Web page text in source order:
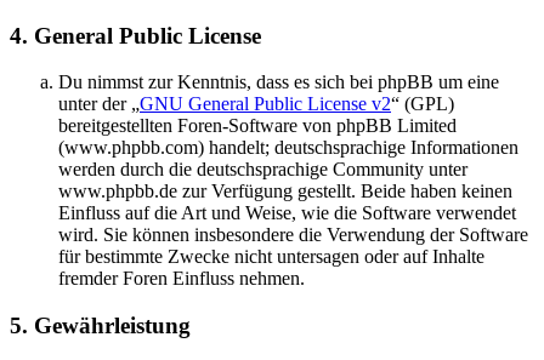
4. General Public License
Du nimmst zur Kenntnis, dass es sich bei phpBB um eine
unter der „GNU General Public License v2“ (GPL)
bereitgestellten Foren-Software von phpBB Limited
(www.phpbb.com) handelt; deutschsprachige Informationen
werden durch die deutschsprachige Community unter
www.phpbb.de zur Verfügung gestellt. Beide haben keinen
Einfluss auf die Art und Weise, wie die Software verwendet
wird. Sie können insbesondere die Verwendung der Software
für bestimmte Zwecke nicht untersagen oder auf Inhalte
fremder Foren Einfluss nehmen.
5. Gewährleistung